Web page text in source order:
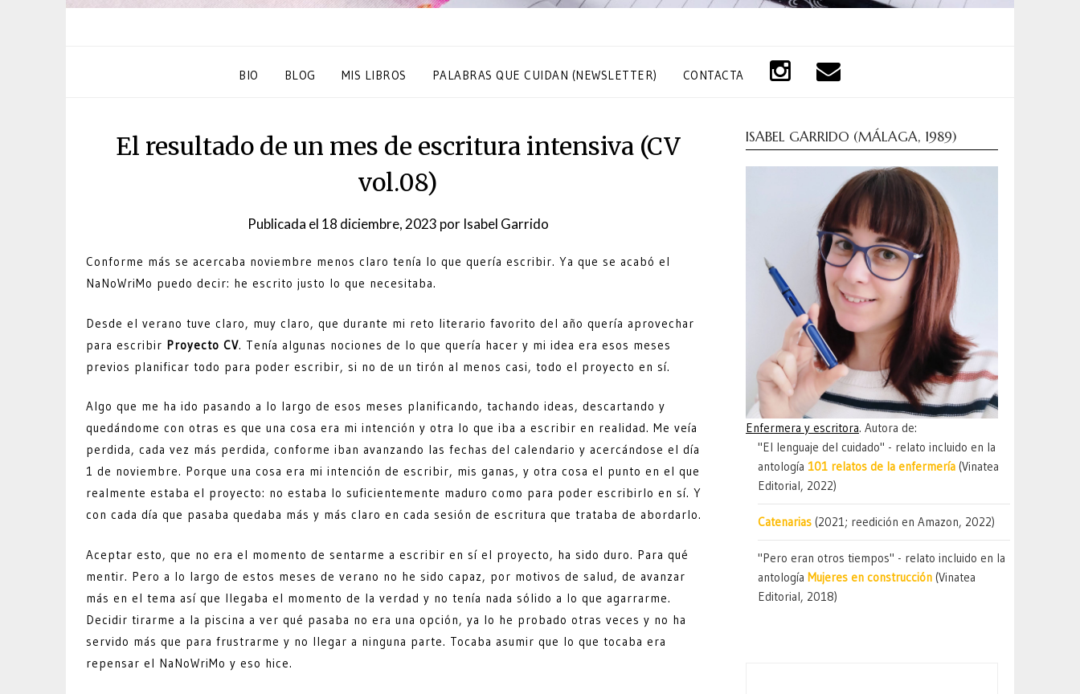
BIO BLOG MIS LIBROS PALABRAS QUE CUIDAN (NEWSLETTER) CONTACTA
El resultado de un mes de escritura intensiva (CV
vol.08)
Publicada el 18 diciembre, 2023 por Isabel Garrido
Conforme más se acercaba noviembre menos claro tenía lo que quería escribir. Ya que se acabó el
NaNoWriMo puedo decir: he escrito justo lo que necesitaba.
Desde el verano tuve claro, muy claro, que durante mi reto literario favorito del año quería aprovechar
para escribir Proyecto CV. Tenía algunas nociones de lo que quería hacer y mi idea era esos meses
previos planificar todo para poder escribir, si no de un tirón al menos casi, todo el proyecto en sí.
Algo que me ha ido pasando a lo largo de esos meses planificando, tachando ideas, descartando y
quedándome con otras es que una cosa era mi intención y otra lo que iba a escribir en realidad. Me veía
perdida, cada vez más perdida, conforme iban avanzando las fechas del calendario y acercándose el día
1 de noviembre. Porque una cosa era mi intención de escribir, mis ganas, y otra cosa el punto en el que
realmente estaba el proyecto: no estaba lo suficientemente maduro como para poder escribirlo en sí. Y
con cada día que pasaba quedaba más y más claro en cada sesión de escritura que trataba de abordarlo.
Aceptar esto, que no era el momento de sentarme a escribir en sí el proyecto, ha sido duro. Para qué
mentir. Pero a lo largo de estos meses de verano no he sido capaz, por motivos de salud, de avanzar
más en el tema así que llegaba el momento de la verdad y no tenía nada sólido a lo que agarrarme.
Decidir tirarme a la piscina a ver qué pasaba no era una opción, ya lo he probado otras veces y no ha
servido más que para frustrarme y no llegar a ninguna parte. Tocaba asumir que lo que tocaba era
repensar el NaNoWriMo y eso hice.
ISABEL GARRIDO (MÁLAGA, 1989)
Enfermera y escritora. Autora de:
"El lenguaje del cuidado" - relato incluido en la
antología 101 relatos de la enfermería (Vinatea
Editorial, 2022)
Catenarias (2021; reedición en Amazon, 2022)
"Pero eran otros tiempos" - relato incluido en la
antología Mujeres en construcción (Vinatea
Editorial, 2018)